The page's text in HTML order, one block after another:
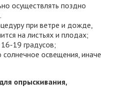
осуществлять поздно
при ветре и дожде,
на листьях и плодах;
19 градусов;
освещения, иначе
опрыскивания,